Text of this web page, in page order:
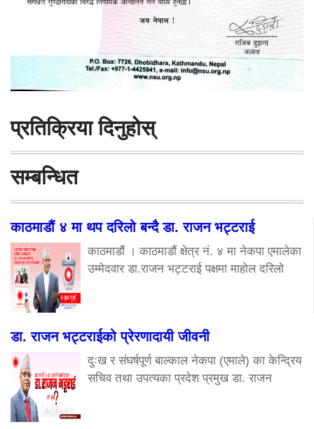
प्रतिक्रिया दिनुहोस्
सम्बन्धित
काठमाडौं ४ मा थप दरिलो बन्दै डा. राजन भट्टराई
काठमाडौं । काठमाडौं क्षेत्र नं. ४ मा नेकपा एमालेका
उम्मेदवार डा.राजन भट्टराई पक्षमा माहोल दरिलो
डा. राजन भट्टराईको प्रेरणादायी जीवनी
दुःख र संघर्षपूर्ण बाल्काल नेकपा (एमाले) का केन्द्रिय
सचिव तथा उपत्यका प्रदेश प्रमुख डा. राजन